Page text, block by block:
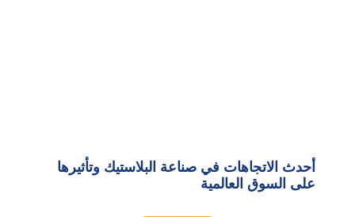
أحدث الاتجاهات في صناعة البلاستيك وتأثيرها
على السوق العالمية